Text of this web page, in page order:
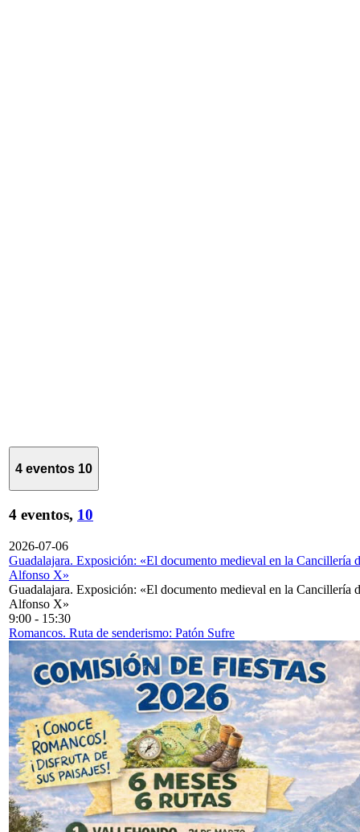
4 eventos 10
4 eventos, 10
2026-07-06
Guadalajara. Exposición: «El documento medieval en la Cancillería
Alfonso X»
Guadalajara. Exposición: «El documento medieval en la Cancillería
Alfonso X»
9:00 - 15:30
Romancos. Ruta de senderismo: Patón Sufre